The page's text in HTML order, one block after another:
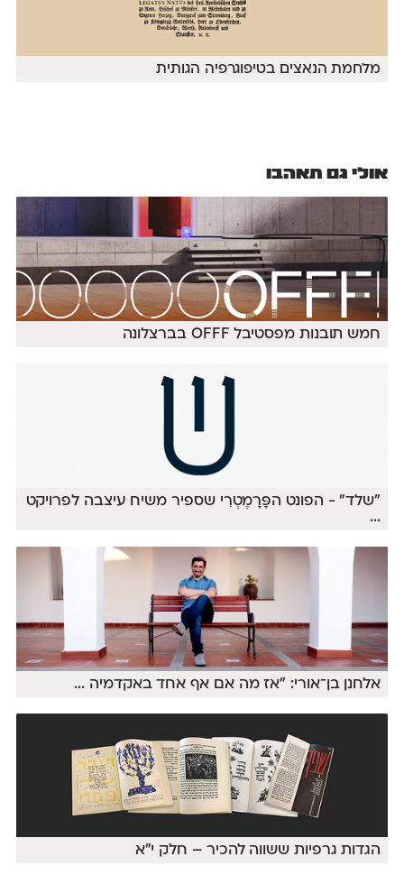
מלחמת הנאצים בטיפוגרפיה הגותית
אולי גם תאהבו
חמש תובנות מפסטיבל OFFF בברצלונה
״שלד״ - הפונט הפָּרָמֶטְרִי שספיר משיח עיצבה לפרויקט
...
אלחנן בן־אורי: ״אז מה אם אף אחד באקדמיה ...
הגדות גרפיות ששווה להכיר – חלק י״א